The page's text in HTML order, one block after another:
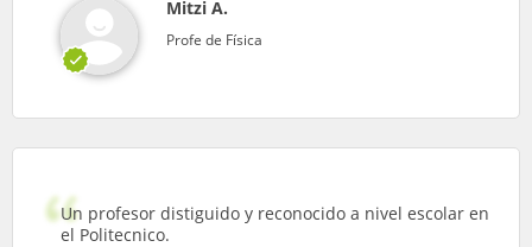
Mitzi A.
Profe de Física
Un profesor distiguido y reconocido a nivel escolar en
el Politecnico.